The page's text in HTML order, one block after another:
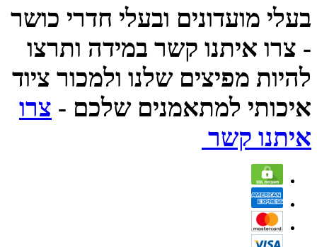
בעלי מועדונים ובעלי חדרי כושר
- צרו איתנו קשר במידה ותרצו
להיות מפיצים שלנו ולמכור ציוד
איכותי למתאמנים שלכם - צרו
איתנו קשר